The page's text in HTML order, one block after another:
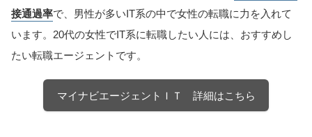
接通過率で、男性が多いIT系の中で女性の転職に力を入れて
います。20代の女性でIT系に転職したい人には、おすすめし
たい転職エージェントです。
マイナビエージェントＩＴ 詳細はこちら